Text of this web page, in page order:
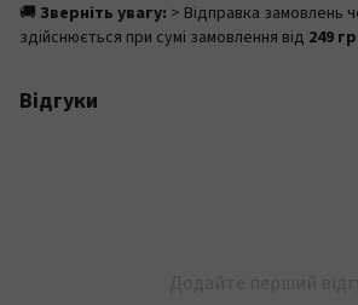
🚚 Зверніть увагу: > Відправка замовлень
здійснюється при сумі замовлення від 249
Відгуки